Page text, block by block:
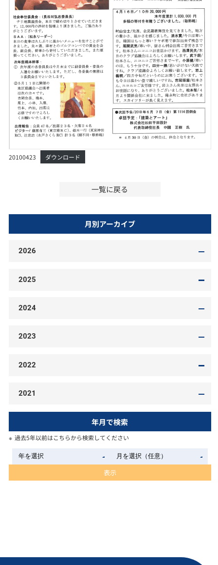
20100423 ダウンロード
一覧に戻る
月別アーカイブ
2026
2025
2024
2023
2022
2021
年月で検索
過去5年以前はこちらから検索してください
表示